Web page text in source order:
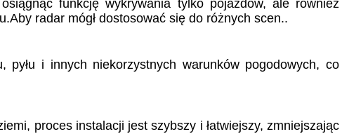
funkcję wykrywania tylko pojazdów, ale również
radar mógł dostosować się do różnych scen..
pyłu i innych niekorzystnych warunków pogodowych, co
proces instalacji jest szybszy i łatwiejszy, zmniejszając